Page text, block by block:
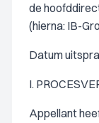
de
(hierna: IB-
Datum
I.
Appellant